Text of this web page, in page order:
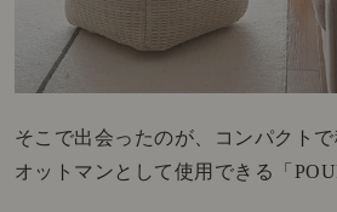
そこで出会ったのが、コンパクトで
オットマンとして使用できる「